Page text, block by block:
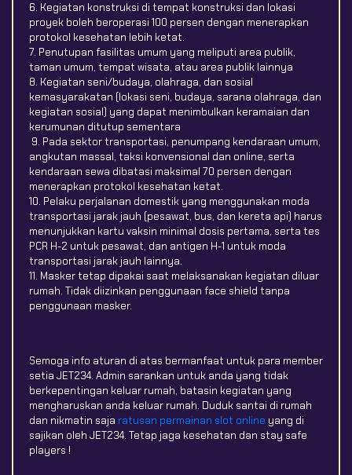
6. Kegiatan konstruksi di tempat konstruksi dan lokasi
proyek boleh beroperasi 100 persen dengan menerapkan
protokol kesehatan lebih ketat.
7. Penutupan fasilitas umum yang meliputi area publik,
taman umum, tempat wisata, atau area publik lainnya
8. Kegiatan seni/budaya, olahraga, dan sosial
kemasyarakatan (lokasi seni, budaya, sarana olahraga, dan
kegiatan sosial) yang dapat menimbulkan keramaian dan
kerumunan ditutup sementara
9. Pada sektor transportasi, penumpang kendaraan umum,
angkutan massal, taksi konvensional dan online, serta
kendaraan sewa dibatasi maksimal 70 persen dengan
menerapkan protokol kesehatan ketat.
10. Pelaku perjalanan domestik yang menggunakan moda
transportasi jarak jauh (pesawat, bus, dan kereta api) harus
menunjukkan kartu vaksin minimal dosis pertama, serta tes
PCR H-2 untuk pesawat, dan antigen H-1 untuk moda
transportasi jarak jauh lainnya.
11. Masker tetap dipakai saat melaksanakan kegiatan diluar
rumah. Tidak diizinkan penggunaan face shield tanpa
penggunaan masker.
Semoga info aturan di atas bermanfaat untuk para member
setia JET234. Admin sarankan untuk anda yang tidak
berkepentingan keluar rumah, batasin kegiatan yang
mengharuskan anda keluar rumah. Duduk santai di rumah
dan nikmatin saja ratusan permainan slot online yang di
sajikan oleh JET234. Tetap jaga kesehatan dan stay safe
players !